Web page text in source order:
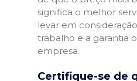
significa o melhor
levar em
trabalho e a garantia
empresa.
Certifique-se de